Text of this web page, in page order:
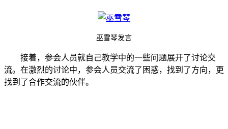
巫雪琴发言
接着，参会人员就自己教学中的一些问题展开了讨论交
流。在激烈的讨论中，参会人员交流了困惑，找到了方向，更
找到了合作交流的伙伴。